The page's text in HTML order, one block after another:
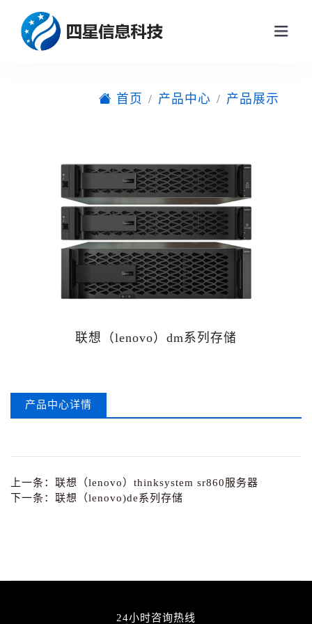
网站首页
产品中心
产品展示
新闻动态
企业动态
行业新闻
解决方案
联系我们
首页 产品中心 产品展示
联想（lenovo）dm系列存储
产品中心详情
上一条： 联想（lenovo）thinksystem sr860服务器
下一条： 联想（lenovo)de系列存储
24小时咨询热线